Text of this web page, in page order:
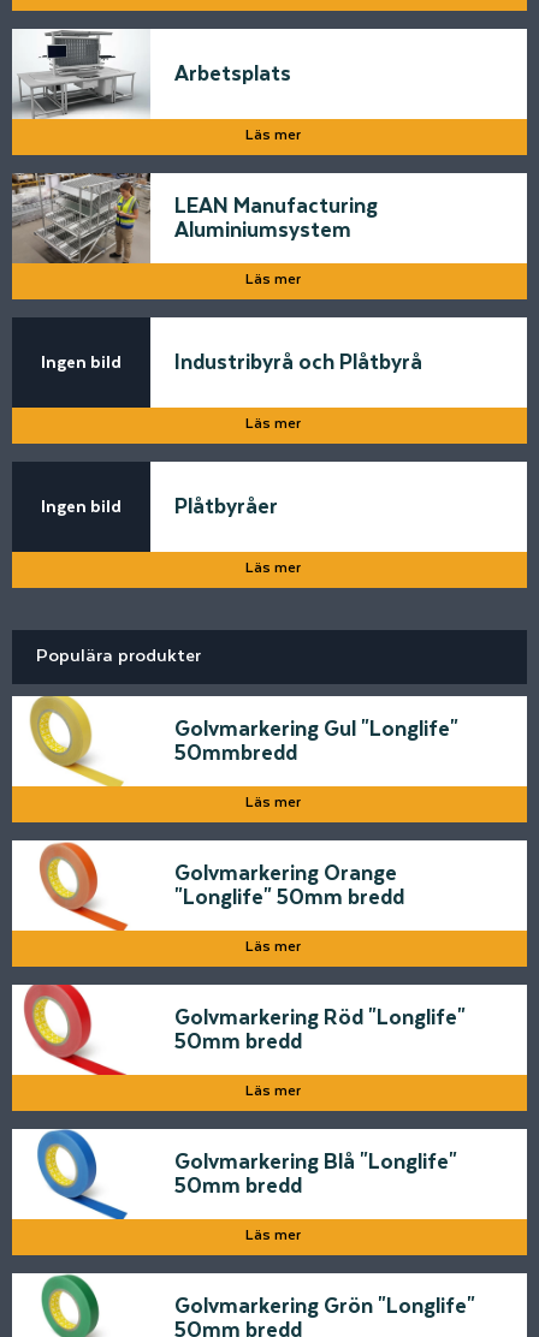
Arbetsplats
Läs mer
LEAN Manufacturing
Aluminiumsystem
Läs mer
Ingen bild Industribyrå och Plåtbyrå
Läs mer
Ingen bild Plåtbyråer
Läs mer
Populära produkter
Golvmarkering Gul "Longlife"
50mmbredd
Läs mer
Golvmarkering Orange
"Longlife" 50mm bredd
Läs mer
Golvmarkering Röd "Longlife"
50mm bredd
Läs mer
Golvmarkering Blå "Longlife"
50mm bredd
Läs mer
Golvmarkering Grön "Longlife"
50mm bredd